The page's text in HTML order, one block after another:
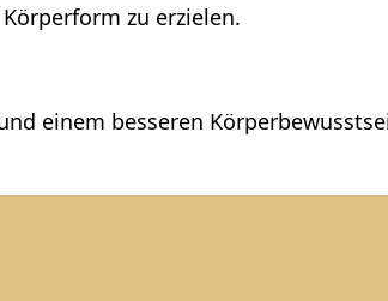
zu erzielen.
einem besseren